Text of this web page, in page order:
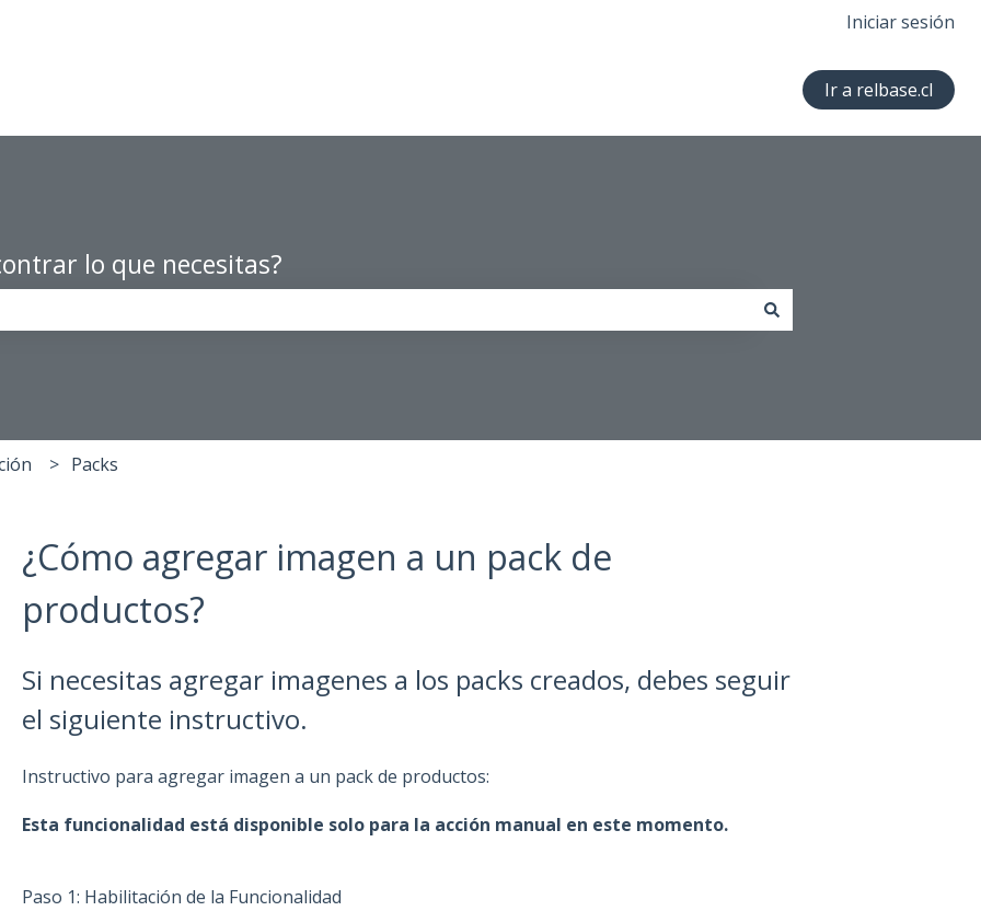
Iniciar sesión
Ir a relbase.cl
lo que necesitas?
Packs
¿Cómo agregar imagen a un pack de
productos?
Si necesitas agregar imagenes a los packs creados, debes seguir
el siguiente instructivo.
Instructivo para agregar imagen a un pack de productos:
Esta funcionalidad está disponible solo para la acción manual en este momento.
Paso 1: Habilitación de la Funcionalidad